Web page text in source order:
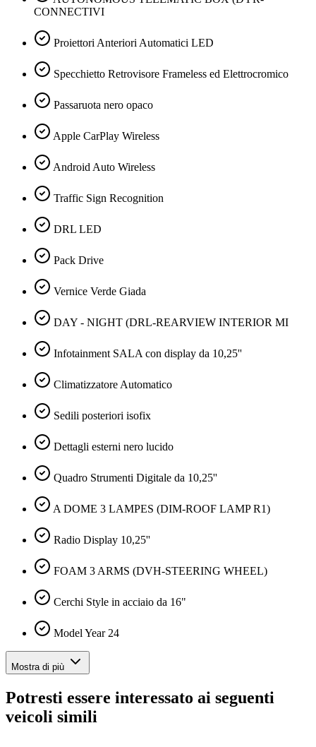
CONNECTIVI
Proiettori Anteriori Automatici LED
Specchietto Retrovisore Frameless ed Elettrocromico
Passaruota nero opaco
Apple CarPlay Wireless
Android Auto Wireless
Traffic Sign Recognition
DRL LED
Pack Drive
Vernice Verde Giada
DAY - NIGHT (DRL-REARVIEW INTERIOR MI
Infotainment SALA con display da 10,25''
Climatizzatore Automatico
Sedili posteriori isofix
Dettagli esterni nero lucido
Quadro Strumenti Digitale da 10,25''
A DOME 3 LAMPES (DIM-ROOF LAMP R1)
Radio Display 10,25''
FOAM 3 ARMS (DVH-STEERING WHEEL)
Cerchi Style in acciaio da 16"
Model Year 24
Mostra di più
Potresti essere interessato ai seguenti
veicoli simili